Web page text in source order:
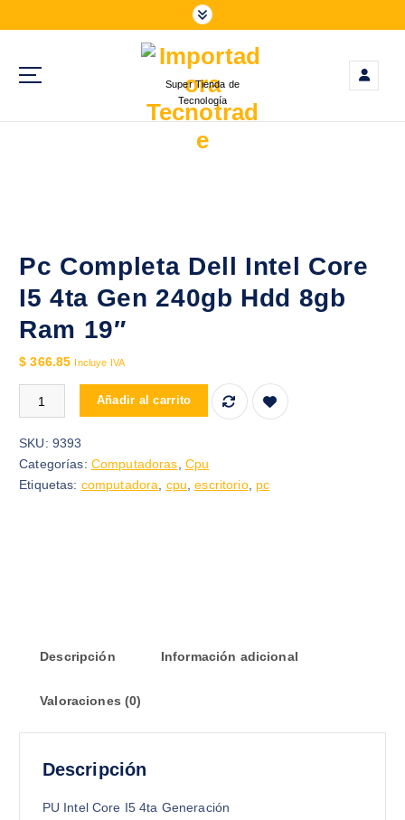
a
Super Tienda de
Tecnología
Pc Completa Dell Intel Core
I5 4ta Gen 240gb Hdd 8gb
Ram 19″
$ 366.85 Incluye IVA
Pc Completa Dell Intel Core I5 4ta Gen 240gb Hdd 8gb Ram 19"
Añadir al carrito
SKU: 9393
Categorías: Computadoras, Cpu
Etiquetas: computadora, cpu,escritorio, pc
Descripción Información adicional
Valoraciones (0)
Descripción
PU Intel Core I5 4ta Generación